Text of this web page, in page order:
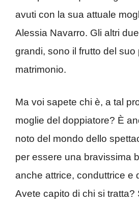
avuti con la sua attuale
Alessia Navarro. Gli altri
grandi, sono il frutto del suo
matrimonio.
Ma voi sapete chi è, a tal
moglie del doppiatore? È
noto del mondo dello
per essere una bravissima
anche attrice, conduttrice e
Avete capito di chi si tratta?